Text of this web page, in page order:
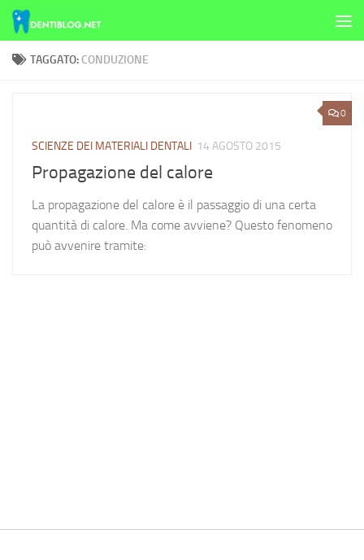
Skip to content
TAGGATO: CONDUZIONE
0
SCIENZE DEI MATERIALI DENTALI 14 AGOSTO 2015
Propagazione del calore
La propagazione del calore è il passaggio di una certa
quantità di calore. Ma come avviene? Questo fenomeno
può avvenire tramite: